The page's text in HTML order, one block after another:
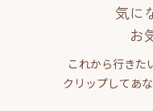
気に
お
これから行きた
クリップしてあ